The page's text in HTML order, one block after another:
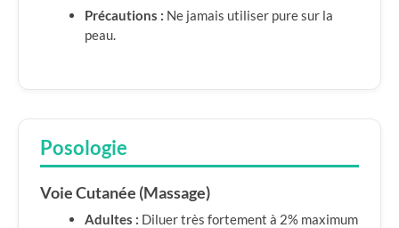
Précautions : Ne jamais utiliser pure sur la
peau.
Posologie
Voie Cutanée (Massage)
Adultes : Diluer très fortement à 2% maximum